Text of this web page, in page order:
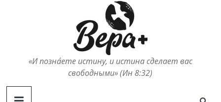
«И позна́ете истину, и истина сделает вас
свободными» (Ин 8:32)